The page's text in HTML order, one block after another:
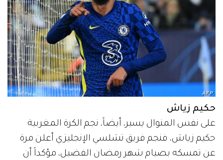
حكيم زياش
على نفس المنوال يسير، أيضاً، نجم الكرة المغربية
حكيم زياش، فنجم فريق تشلسي الإنجليزي أعلن مرة
عن تمسكه بصيام شهر رمضان الفضيل، مؤكداً أن